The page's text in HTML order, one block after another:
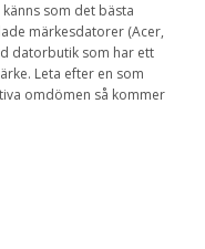
som det bästa
märkesdatorer (Acer,
datorbutik som har ett
Leta efter en som
omdömen så kommer